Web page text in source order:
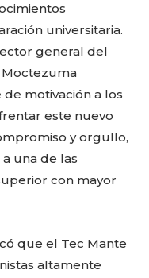
universitaria.
general del
de motivación a los
este nuevo
y orgullo,
una de las
con mayor
que el Tec Mante
altamente